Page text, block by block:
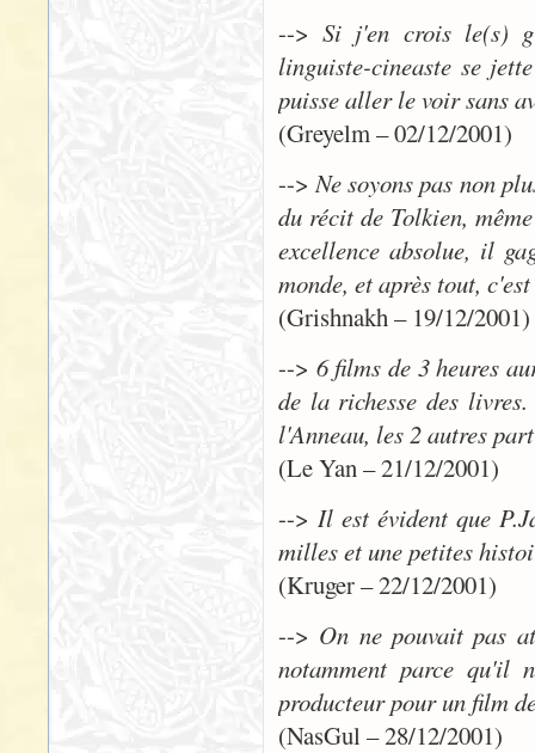
-->Si j'en crois le(s)
linguiste-cineaste se
puisse aller le voir sans
(Greyelm – 02/12/2001)
-->Ne soyons pas non
du récit de Tolkien,
excellence absolue, il
monde, et après tout,
(Grishnakh – 19/12/2001)
--> 6 films de 3 heures
de la richesse des
l'Anneau, les 2 autres
(Le Yan – 21/12/2001)
--> Il est évident que
milles et une petites
(Kruger – 22/12/2001)
--> On ne pouvait pas
notamment parce qu'il
producteur pour un film
(NasGul – 28/12/2001)